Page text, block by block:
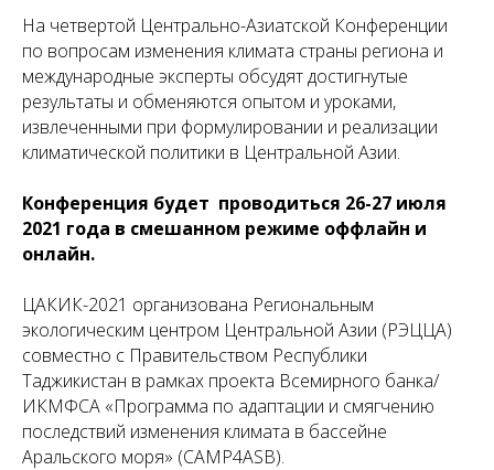
На четвертой Центрально-Азиатской Конференции
по вопросам изменения климата страны региона и
международные эксперты обсудят достигнутые
результаты и обменяются опытом и уроками,
извлеченными при формулировании и реализации
климатической политики в Центральной Азии.
Конференция будет проводиться 26-27 июля
2021 года в смешанном режиме оффлайн и
онлайн.
ЦАКИК-2021 организована Региональным
экологическим центром Центральной Азии (РЭЦЦА)
совместно с Правительством Республики
Таджикистан в рамках проекта Всемирного банка/
ИКМФСА «Программа по адаптации и смягчению
последствий изменения климата в бассейне
Аральского моря» (CAMP4ASB).